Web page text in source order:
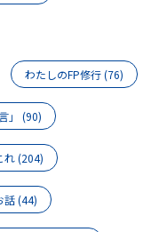
わたしのFP修行(76)
」 (90)
れ(204)
話(44)